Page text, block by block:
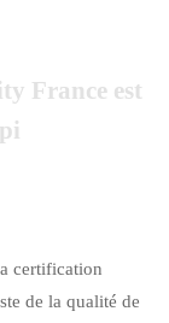
France est
certification
de la qualité de